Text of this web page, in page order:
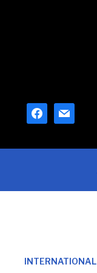
facebook
mail
INTERNATIONAL